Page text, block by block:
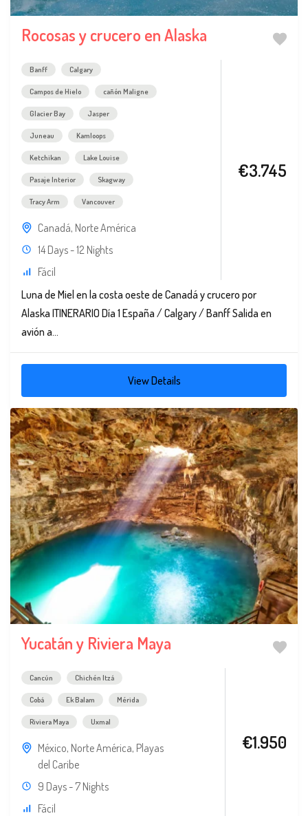
Rocosas y crucero en Alaska
Banff Calgary
Campos de Hielo cañón Maligne
Glacier Bay Jasper
Juneau Kamloops
Ketchikan Lake Louise
Pasaje Interior Skagway
Tracy Arm Vancouver
Canadá, Norte América
14 Days - 12 Nights
Fácil
€3.745
Luna de Miel en la costa oeste de Canadá y crucero por
Alaska ITINERARIO Día 1 España / Calgary / Banff Salida en
avión a...
View Details
Yucatán y Riviera Maya
Cancún Chichén Itzá
Cobá Ek Balam Mérida
Riviera Maya Uxmal
México, Norte América, Playas
del Caribe
9 Days - 7 Nights
Fácil
€1.950